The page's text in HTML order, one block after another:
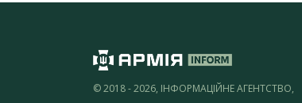
© 2018 - 2026, ІНФОРМАЦІЙНЕ АГЕНТСТВО,